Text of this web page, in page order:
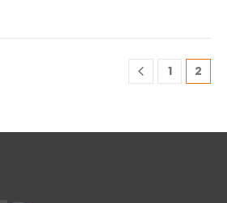
1 2